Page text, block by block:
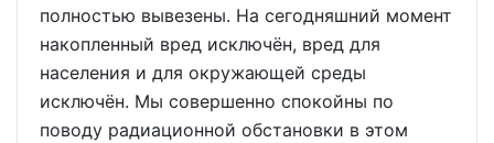
полностью вывезены. На сегодняшний момент
накопленный вред исключён, вред для
населения и для окружающей среды
исключён. Мы совершенно спокойны по
поводу радиационной обстановки в этом